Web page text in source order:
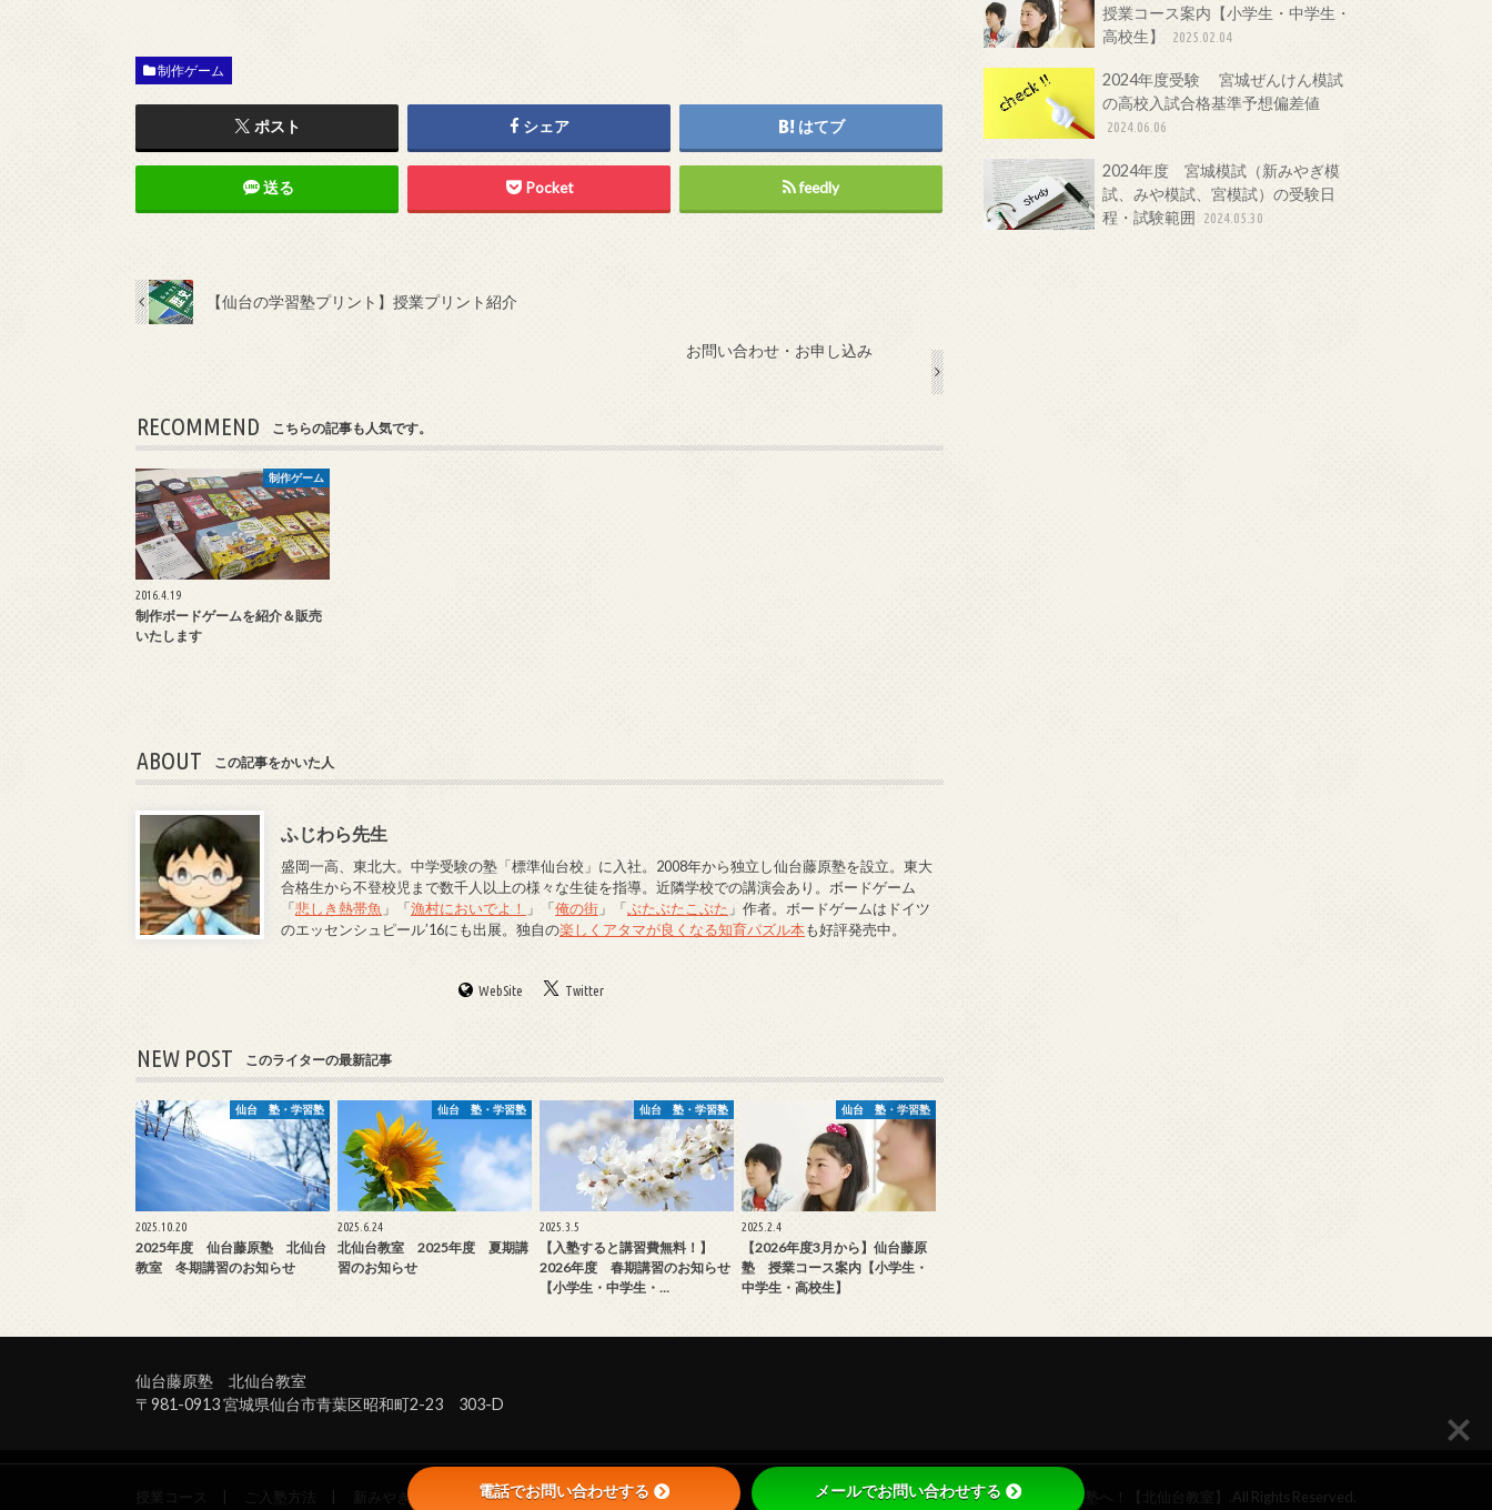
制作ゲーム
ポスト シェア はてブ
送る Pocket feedly
【仙台の学習塾プリント】授業プリント紹介
お問い合わせ・お申し込み
RECOMMEND こちらの記事も人気です。
制作ゲーム
2016.4.19
制作ボードゲームを紹介＆販売
いたします
ABOUT この記事をかいた人
ふじわら先生
盛岡一高、東北大。中学受験の塾「標準仙台校」に入社。2008年から独立し仙台藤原塾を設立。東大
合格生から不登校児まで数千人以上の様々な生徒を指導。近隣学校での講演会あり。ボードゲーム
「悲しき熱帯魚 」「漁村においでよ！ 」「俺の街 」「ぶたぶたこぶた 」作者。ボードゲームはドイツ
のエッセンシュピール’16にも出展。独自の楽しくアタマが良くなる知育パズル本も好評発売中。
WebSite Twitter
NEW POST このライターの最新記事
仙台 塾・学習塾
2025.10.20
2025年度 仙台藤原塾 北仙台
教室 冬期講習のお知らせ
仙台 塾・学習塾
2025.6.24
北仙台教室 2025年度 夏期講
習のお知らせ
仙台 塾・学習塾
2025.3.5
【入塾すると講習費無料！】
2026年度 春期講習のお知らせ
【小学生・中学生・…
仙台 塾・学習塾
2025.2.4
【2026年度3月から】仙台藤原
塾 授業コース案内【小学生・
中学生・高校生】
授業コース案内【小学生・中学生・
高校生】
2025.02.04
2024年度受験 宮城ぜんけん模試
の高校入試合格基準予想偏差値
2024.06.06
2024年度 宮城模試（新みやぎ模
試、みや模試、宮模試）の受験日
程・試験範囲
2024.05.30
仙台藤原塾 北仙台教室
〒981-0913 宮城県仙台市青葉区昭和町2-23 303-D
授業コース ご入塾方法 新みやぎ模試 アクセス よくあるご質問 ©Copyright2026仙台の塾・学習塾なら仙台藤原塾へ！【北仙台教室】 .All Rights Reserved.
電話でお問い合わせする メールでお問い合わせする